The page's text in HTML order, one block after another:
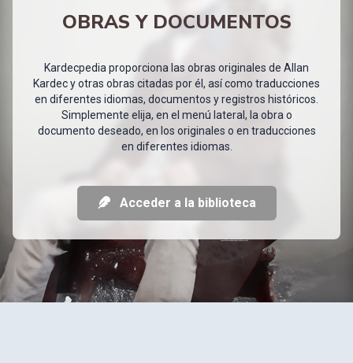
OBRAS Y DOCUMENTOS
Kardecpedia proporciona las obras originales de Allan
Kardec y otras obras citadas por él, así como traducciones
en diferentes idiomas, documentos y registros históricos.
Simplemente elija, en el menú lateral, la obra o
documento deseado, en los originales o en traducciones
en diferentes idiomas.
Acceder a la biblioteca